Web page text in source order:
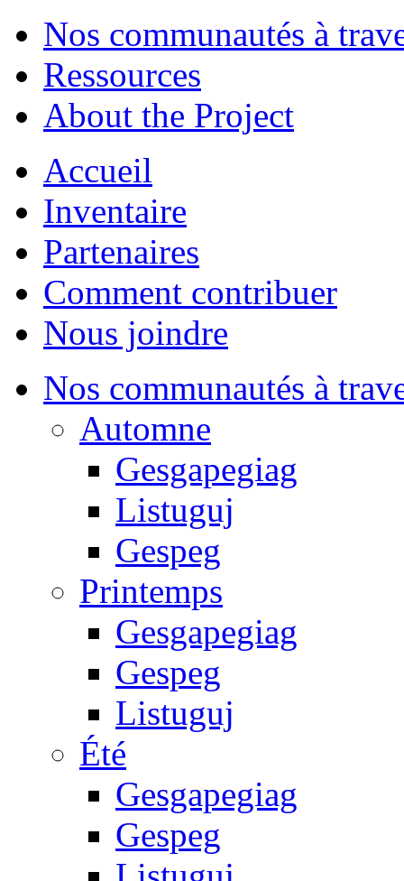
Nos communautés à
Ressources
About the Project
Accueil
Inventaire
Partenaires
Comment contribuer
Nous joindre
Nos communautés à
Automne
Gesgapegiag
Listuguj
Gespeg
Printemps
Gesgapegiag
Gespeg
Listuguj
Été
Gesgapegiag
Gespeg